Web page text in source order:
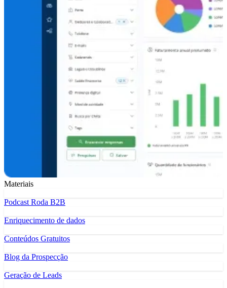
Materiais
Podcast Roda B2B
Enriquecimento de dados
Conteúdos Gratuitos
Blog da Prospecção
Geração de Leads